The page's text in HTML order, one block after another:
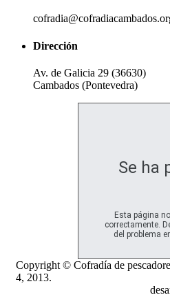
Dirección
Av. de Galicia 29 (36630)
Cambados (Pontevedra)
Se ha
Esta página
correctamente.
del problema
Copyright © Cofradía de
4, 2013.